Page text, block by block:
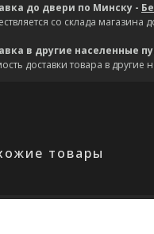
до двери по Минску -
со склада магазина
в другие населенные
доставки товара в
товары